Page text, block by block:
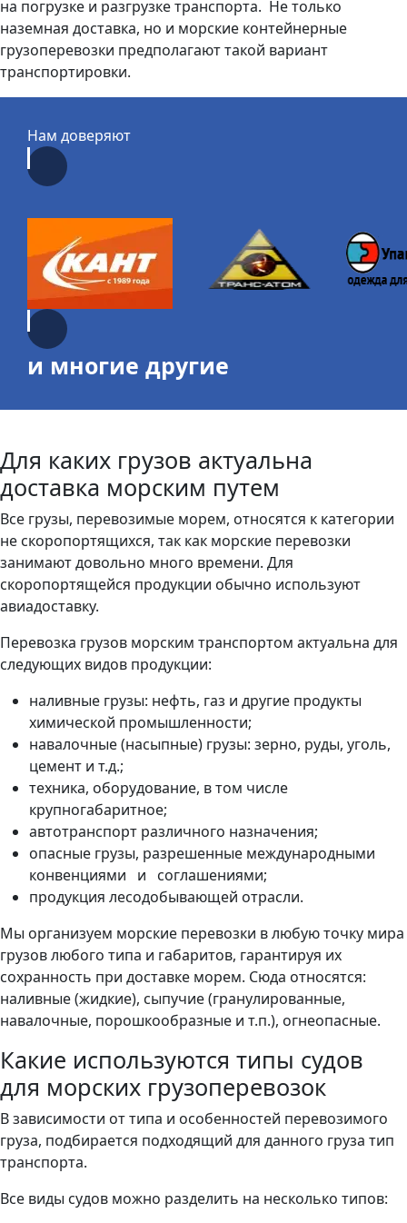
на погрузке и разгрузке транспорта. Не только
наземная доставка, но и морские контейнерные
грузоперевозки предполагают такой вариант
транспортировки.
Нам доверяют
и многие другие
Для каких грузов актуальна
доставка морским путем
Все грузы, перевозимые морем, относятся к категории
не скоропортящихся, так как морские перевозки
занимают довольно много времени. Для
скоропортящейся продукции обычно используют
авиадоставку.
Перевозка грузов морским транспортом актуальна для
следующих видов продукции:
наливные грузы: нефть, газ и другие продукты
химической промышленности;
навалочные (насыпные) грузы: зерно, руды, уголь,
цемент и т.д.;
техника, оборудование, в том числе
крупногабаритное;
автотранспорт различного назначения;
опасные грузы, разрешенные международными
конвенциями и соглашениями;
продукция лесодобывающей отрасли.
Мы организуем морские перевозки в любую точку мира
грузов любого типа и габаритов, гарантируя их
сохранность при доставке морем. Сюда относятся:
наливные (жидкие), сыпучие (гранулированные,
навалочные, порошкообразные и т.п.), огнеопасные.
Какие используются типы судов
для морских грузоперевозок
В зависимости от типа и особенностей перевозимого
груза, подбирается подходящий для данного груза тип
транспорта.
Все виды судов можно разделить на несколько типов: